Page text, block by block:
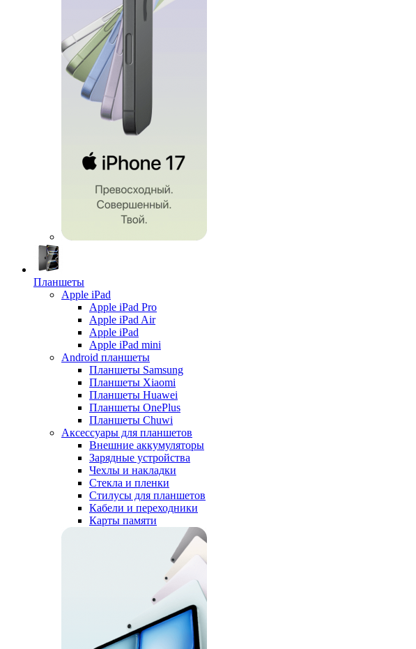
Планшеты
Apple iPad
Apple iPad Pro
Apple iPad Air
Apple iPad
Apple iPad mini
Android планшеты
Планшеты Samsung
Планшеты Xiaomi
Планшеты Huawei
Планшеты OnePlus
Планшеты Chuwi
Аксессуары для планшетов
Внешние аккумуляторы
Зарядные устройства
Чехлы и накладки
Стекла и пленки
Стилусы для планшетов
Кабели и переходники
Карты памяти